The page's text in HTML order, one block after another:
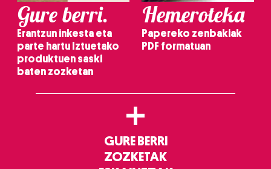
Gure berri.
Erantzun inkesta eta
parte hartu Iztuetako
produktuen saski
baten zozketan
Hemeroteka
Papereko zenbakiak
PDF formatuan
+
GURE BERRI
ZOZKETAK